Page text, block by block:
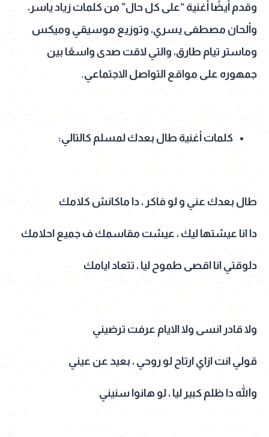
وقدم أيضًا أغنية “على كل حال” من كلمات زياد ياسر،
وألحان مصطفى يسري، وتوزيع موسيقي وميكس
وماستر تيام طارق، والتي لاقت صدى واسعًا بين
جمهوره على مواقع التواصل الاجتماعي.
كلمات أغنية طال بعدك لمسلم كالتالي:
طال بعدك عني و لو فاكر ، دا ماكانش كلامك
دا انا عيشتها ليك ، عيشت مقاسمك ف جميع احلامك
دلوقتي انا اقصى طموح ليا ، تتعاد ايامك
ولا قادر انسى ولا الايام عرفت ترضيني
قولي انت ازاي ارتاح لو روحي ، بعيد عن عيني
والله دا ظلم كبير ليا ، لو هانوا سنيني